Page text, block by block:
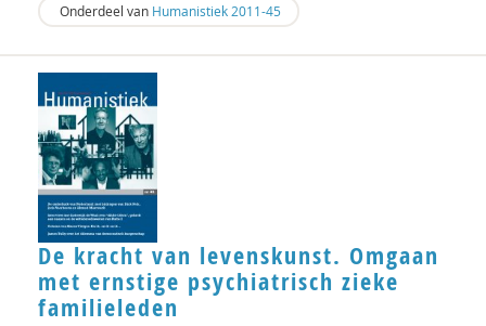
Onderdeel van Humanistiek 2011-45
De kracht van levenskunst. Omgaan
met ernstige psychiatrisch zieke
familieleden